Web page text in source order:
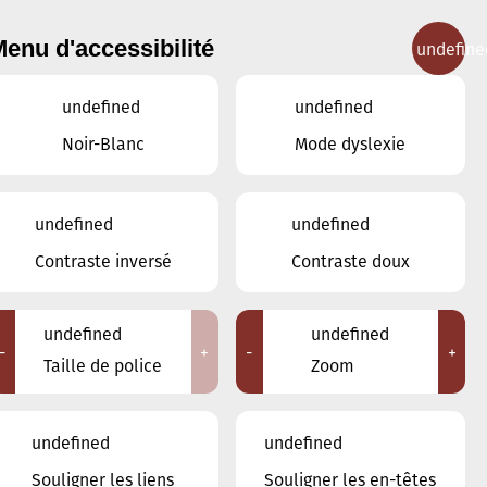
MUSICAL CONTACT
SEPTEMBRE
LUN MER VEN SAM
d'accessibilité
undefined
Noir-Blanc
undefined
Mode dyslexie
undefined
Contraste inversé
undefined
Contraste doux
-
undefined
Taille de police
+ -
undefined
Zoom
+
undefined
Souligner les liens
undefined
Souligner les en-têtes